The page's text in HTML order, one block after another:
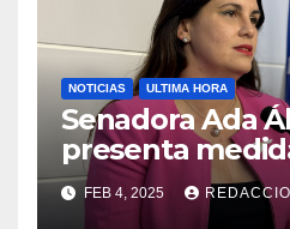
NOTICIAS ULTIMA HORA
Senadora Ada
presenta
violencia en el
FEB 4, 2025